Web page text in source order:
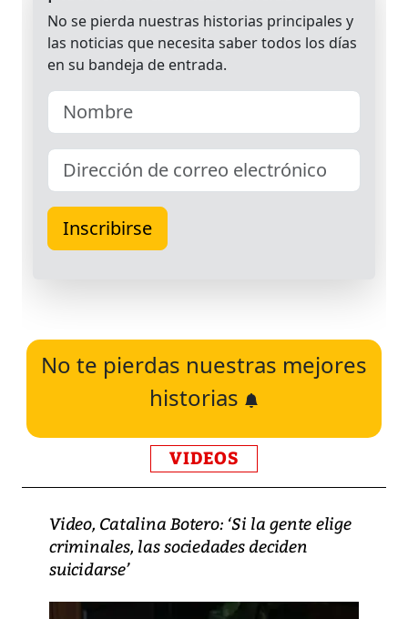
No te pierdas nuestras mejores
historias
VIDEOS
Video, Catalina Botero: ‘Si la gente elige
criminales, las sociedades deciden
suicidarse’